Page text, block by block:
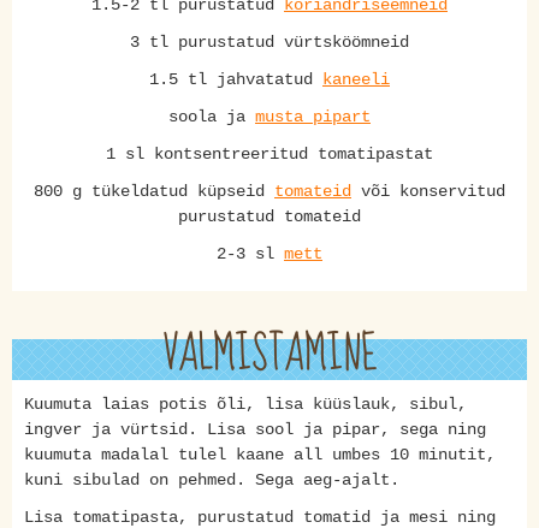
1.5-2 tl purustatud koriandriseemneid
3 tl purustatud vürtsköömneid
1.5 tl jahvatatud kaneeli
soola ja musta pipart
1 sl kontsentreeritud tomatipastat
800 g tükeldatud küpseid tomateid või konservitud
purustatud tomateid
2-3 sl mett
VALMISTAMINE
Kuumuta laias potis õli, lisa küüslauk, sibul,
ingver ja vürtsid. Lisa sool ja pipar, sega ning
kuumuta madalal tulel kaane all umbes 10 minutit,
kuni sibulad on pehmed. Sega aeg-ajalt.
Lisa tomatipasta, purustatud tomatid ja mesi ning